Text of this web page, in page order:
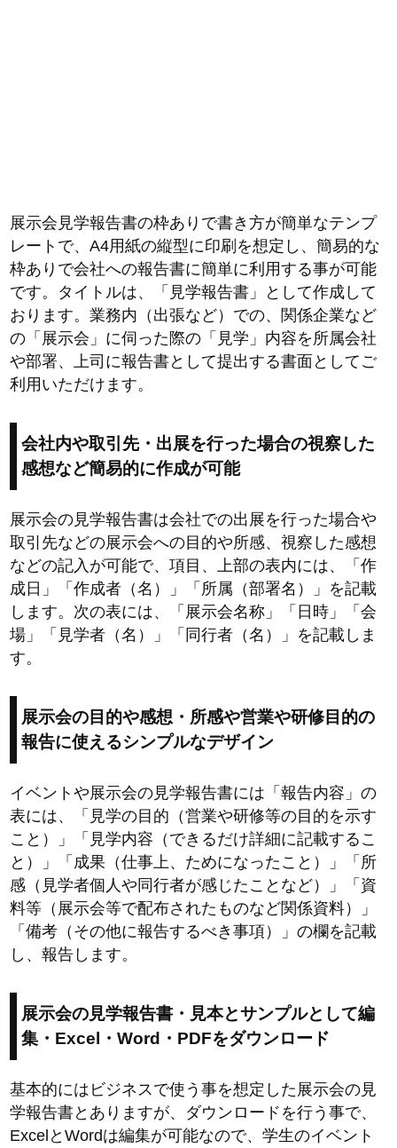
展示会見学報告書の枠ありで書き方が簡単なテンプ
レートで、A4用紙の縦型に印刷を想定し、簡易的な
枠ありで会社への報告書に簡単に利用する事が可能
です。タイトルは、「見学報告書」として作成して
おります。業務内（出張など）での、関係企業など
の「展示会」に伺った際の「見学」内容を所属会社
や部署、上司に報告書として提出する書面としてご
利用いただけます。
会社内や取引先・出展を行った場合の視察した
感想など簡易的に作成が可能
展示会の見学報告書は会社での出展を行った場合や
取引先などの展示会への目的や所感、視察した感想
などの記入が可能で、項目、上部の表内には、「作
成日」「作成者（名）」「所属（部署名）」を記載
します。次の表には、「展示会名称」「日時」「会
場」「見学者（名）」「同行者（名）」を記載しま
す。
展示会の目的や感想・所感や営業や研修目的の
報告に使えるシンプルなデザイン
イベントや展示会の見学報告書には「報告内容」の
表には、「見学の目的（営業や研修等の目的を示す
こと）」「見学内容（できるだけ詳細に記載するこ
と）」「成果（仕事上、ためになったこと）」「所
感（見学者個人や同行者が感じたことなど）」「資
料等（展示会等で配布されたものなど関係資料）」
「備考（その他に報告するべき事項）」の欄を記載
し、報告します。
展示会の見学報告書・見本とサンプルとして編
集・Excel・Word・PDFをダウンロード
基本的にはビジネスで使う事を想定した展示会の見
学報告書とありますが、ダウンロードを行う事で、
ExcelとWordは編集が可能なので、学生のイベント